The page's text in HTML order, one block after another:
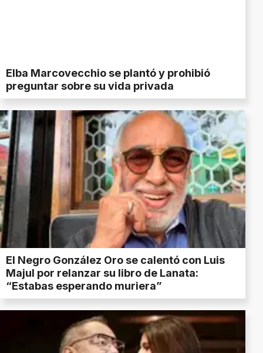
Elba Marcovecchio se plantó y prohibió
preguntar sobre su vida privada
El Negro González Oro se calentó con Luis
Majul por relanzar su libro de Lanata:
“Estabas esperando muriera”